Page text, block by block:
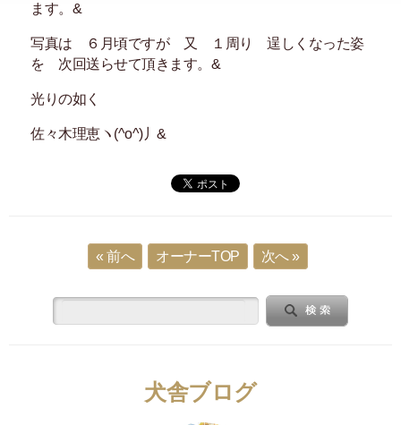
ます。&
写真は ６月頃ですが 又 １周り 逞しくなった姿
を 次回送らせて頂きます。&
光りの如く
佐々木理恵ヽ(^o^)丿&
« 前へ オーナーTOP 次へ »
犬舎ブログ